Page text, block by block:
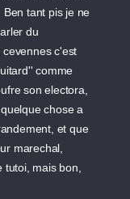
Ben tant pis je ne
du
c'est
comme
son electora,
chose a
et que
marechal,
mais bon,